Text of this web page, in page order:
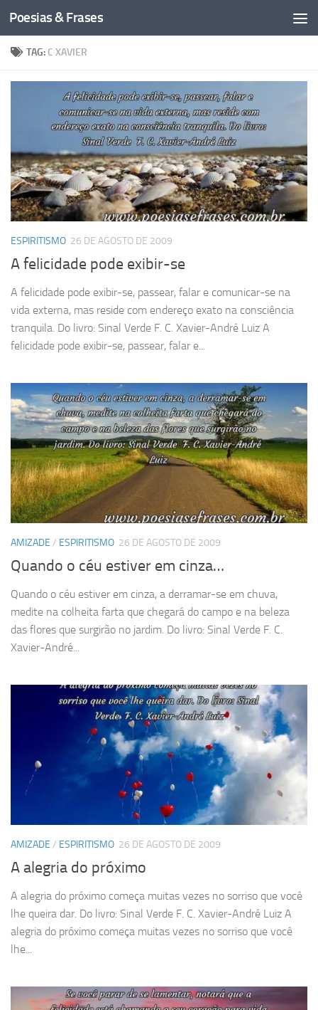
Skip to content
Poesias & Frases
TAG: C XAVIER
ESPIRITISMO 26 DE AGOSTO DE 2009
A felicidade pode exibir-se
A felicidade pode exibir-se, passear, falar e comunicar-se na
vida externa, mas reside com endereço exato na consciência
tranquila. Do livro: Sinal Verde F. C. Xavier-André Luiz A
felicidade pode exibir-se, passear, falar e...
AMIZADE / ESPIRITISMO 26 DE AGOSTO DE 2009
Quando o céu estiver em cinza…
Quando o céu estiver em cinza, a derramar-se em chuva,
medite na colheita farta que chegará do campo e na beleza
das flores que surgirão no jardim. Do livro: Sinal Verde F. C.
Xavier-André...
AMIZADE / ESPIRITISMO 26 DE AGOSTO DE 2009
A alegria do próximo
A alegria do próximo começa muitas vezes no sorriso que você
lhe queira dar. Do livro: Sinal Verde F. C. Xavier-André Luiz A
alegria do próximo começa muitas vezes no sorriso que você
lhe...